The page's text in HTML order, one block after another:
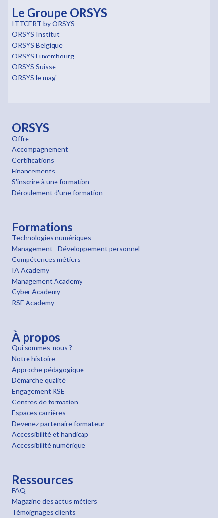
Le Groupe ORSYS
ITTCERT by ORSYS
ORSYS Institut
ORSYS Belgique
ORSYS Luxembourg
ORSYS Suisse
ORSYS le mag'
ORSYS
Offre
Accompagnement
Certifications
Financements
S'inscrire à une formation
Déroulement d'une formation
Formations
Technologies numériques
Management - Développement personnel
Compétences métiers
IA Academy
Management Academy
Cyber Academy
RSE Academy
À propos
Qui sommes-nous ?
Notre histoire
Approche pédagogique
Démarche qualité
Engagement RSE
Centres de formation
Espaces carrières
Devenez partenaire formateur
Accessibilité et handicap
Accessibilité numérique
Ressources
FAQ
Magazine des actus métiers
Témoignages clients